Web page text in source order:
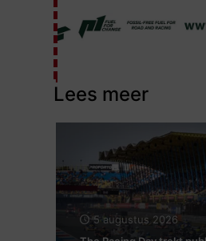
Lees meer
5 augustus 2026